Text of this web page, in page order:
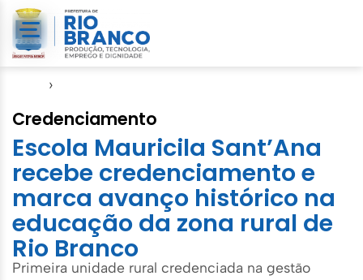
›
Credenciamento
Escola Mauricila Sant’Ana
recebe credenciamento e
marca avanço histórico na
educação da zona rural de
Rio Branco
Primeira unidade rural credenciada na gestão